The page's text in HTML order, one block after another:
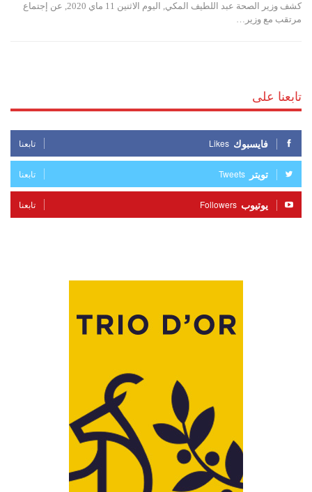
كشف وزير الصحة عبد اللطيف المكي, اليوم الاثنين 11 ماي 2020, عن إجتماع
مرتقب مع وزير…
تابعنا على
فايسبوك Likes تابعنا
تويتر Tweets تابعنا
يوتيوب Followers تابعنا